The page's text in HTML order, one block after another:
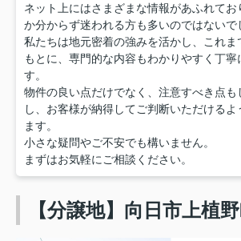
ネット上にはさまざまな情報があふれて
か分からず迷われる方も多いのではないで
私たちは地元密着の強みを活かし、これま
もとに、専門的な内容もわかりやすく丁寧
す。
物件の良い点だけでなく、注意すべき点も
し、お客様が納得してご判断いただけるよ
ます。
小さな疑問やご不安でも構いません。
まずはお気軽にご相談ください。
【分譲地】向日市上植